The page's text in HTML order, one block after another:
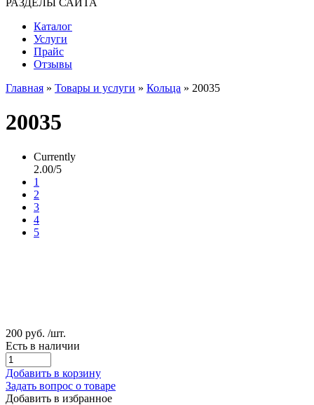
РАЗДЕЛЫ САЙТА
Каталог
Услуги
Прайс
Отзывы
Главная » Товары и услуги » Кольца » 20035
20035
Currently
2.00/5
1
2
3
4
5
200 руб. /шт.
Есть в наличии
Добавить в корзину
Задать вопрос о товаре
Добавить в избранное